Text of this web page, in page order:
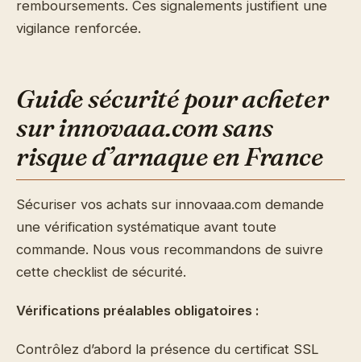
remboursements. Ces signalements justifient une
vigilance renforcée.
Guide sécurité pour acheter
sur innovaaa.com sans
risque d’arnaque en France
Sécuriser vos achats sur innovaaa.com demande
une vérification systématique avant toute
commande. Nous vous recommandons de suivre
cette checklist de sécurité.
Vérifications préalables obligatoires :
Contrôlez d’abord la présence du certificat SSL